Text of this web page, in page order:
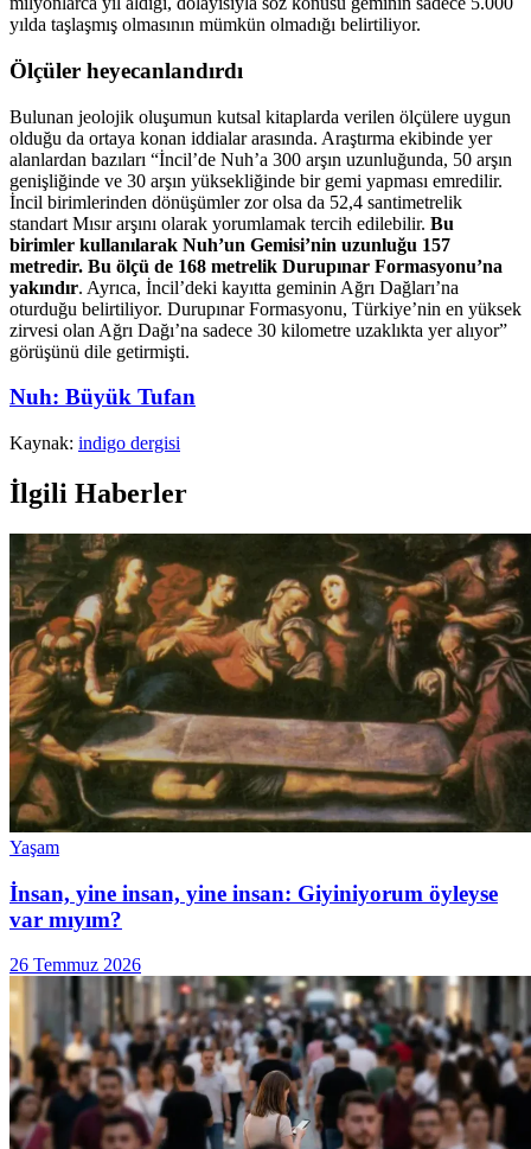
yılda taşlaşmış olmasının mümkün olmadığı belirtiliyor.
Ölçüler heyecanlandırdı
Bulunan jeolojik oluşumun kutsal kitaplarda verilen ölçülere uygun
olduğu da ortaya konan iddialar arasında. Araştırma ekibinde yer
alanlardan bazıları “İncil’de Nuh’a 300 arşın uzunluğunda, 50 arşın
genişliğinde ve 30 arşın yüksekliğinde bir gemi yapması emredilir.
İncil birimlerinden dönüşümler zor olsa da 52,4 santimetrelik
standart Mısır arşını olarak yorumlamak tercih edilebilir. Bu
birimler kullanılarak Nuh’un Gemisi’nin uzunluğu 157
metredir. Bu ölçü de 168 metrelik Durupınar Formasyonu’na
yakındır. Ayrıca, İncil’deki kayıtta geminin Ağrı Dağları’na
oturduğu belirtiliyor. Durupınar Formasyonu, Türkiye’nin en yüksek
zirvesi olan Ağrı Dağı’na sadece 30 kilometre uzaklıkta yer alıyor”
görüşünü dile getirmişti.
Nuh: Büyük Tufan
Kaynak: indigo dergisi
İlgili Haberler
Yaşam
İnsan, yine insan, yine insan: Giyiniyorum öyleyse
var mıyım?
26 Temmuz 2026